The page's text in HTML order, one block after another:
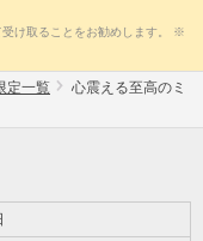
け取ることをお勧めします。 ※
定一覧
心震える至高のミ